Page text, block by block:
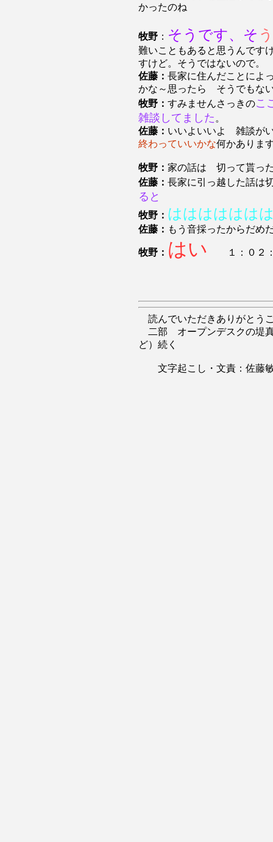
かったのね
牧野 ： そうです、そ
難いこともあると思うんです
すけど。そうではないので。
佐藤： 長家に住んだことによ
かな～思ったら そうでもな
牧野： すみませんさっきのこ
雑談してました 。
佐藤： いいよいいよ 雑談が
終わっていいかな何かありま
牧野： 家の話は 切って貰っ
佐藤： 長家に引っ越した話
ると
牧野： はははははは
佐藤： もう音採ったからだめ
牧野： はい １：０２
読んでいただきありがと
二部 オープンデスクの堤真
ど）続く
文字起こし・文責：佐